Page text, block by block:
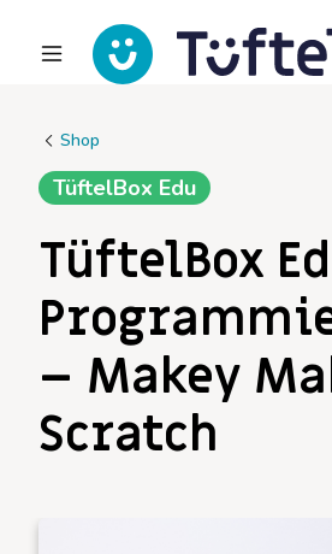
Shop
TüftelBox Edu
TüftelBox
– Makey
Scratch